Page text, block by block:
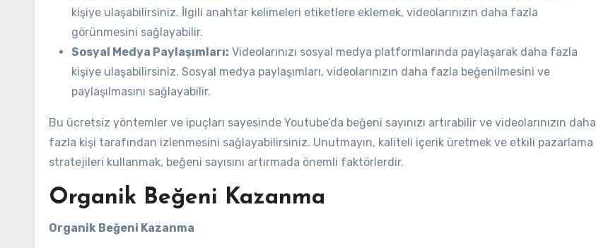
kişiye ulaşabilirsiniz. İlgili anahtar kelimeleri etiketlere eklemek, videolarınızın daha fazla
görünmesini sağlayabilir.
Sosyal Medya Paylaşımları: Videolarınızı sosyal medya platformlarında paylaşarak daha fazla
kişiye ulaşabilirsiniz. Sosyal medya paylaşımları, videolarınızın daha fazla beğenilmesini ve
paylaşılmasını sağlayabilir.
Bu ücretsiz yöntemler ve ipuçları sayesinde Youtube’da beğeni sayınızı artırabilir ve videolarınızın daha
fazla kişi tarafından izlenmesini sağlayabilirsiniz. Unutmayın, kaliteli içerik üretmek ve etkili pazarlama
stratejileri kullanmak, beğeni sayısını artırmada önemli faktörlerdir.
Organik Beğeni Kazanma
Organik Beğeni Kazanma